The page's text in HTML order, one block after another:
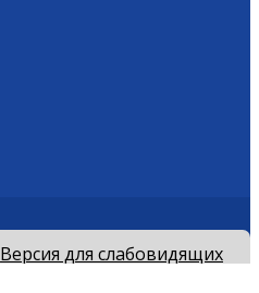
Версия для слабовидящих